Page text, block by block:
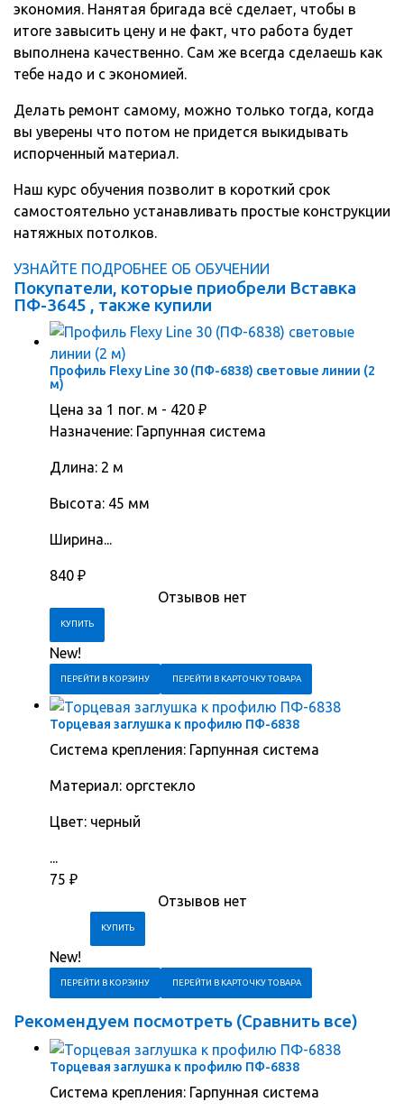
экономия. Нанятая бригада всё сделает, чтобы в
итоге завысить цену и не факт, что работа будет
выполнена качественно. Сам же всегда сделаешь как
тебе надо и с экономией.
Делать ремонт самому, можно только тогда, когда
вы уверены что потом не придется выкидывать
испорченный материал.
Наш курс обучения позволит в короткий срок
самостоятельно устанавливать простые конструкции
натяжных потолков.
УЗНАЙТЕ ПОДРОБНЕЕ ОБ ОБУЧЕНИИ
Покупатели, которые приобрели Вставка
ПФ-3645 , также купили
Профиль Flexy Line 30 (ПФ-6838) световые линии (2
м)
Цена за 1 пог. м - 420 ₽
Назначение: Гарпунная система
Длина: 2 м
Высота: 45 мм
Ширина...
840 ₽
Отзывов нет
New!
ПЕРЕЙТИ В КОРЗИНУ ПЕРЕЙТИ В КАРТОЧКУ ТОВАРА
Торцевая заглушка к профилю ПФ-6838
Система крепления: Гарпунная система
Материал: оргстекло
Цвет: черный
...
75 ₽
Отзывов нет
New!
ПЕРЕЙТИ В КОРЗИНУ ПЕРЕЙТИ В КАРТОЧКУ ТОВАРА
Рекомендуем посмотреть (Сравнить все)
Торцевая заглушка к профилю ПФ-6838
Система крепления: Гарпунная система